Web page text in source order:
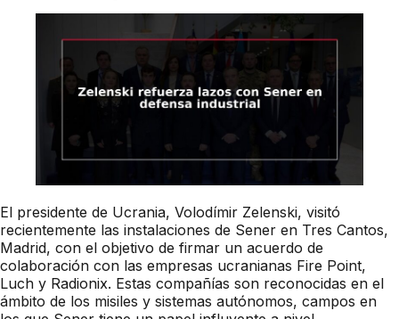
El presidente de Ucrania, Volodímir Zelenski, visitó
recientemente las instalaciones de Sener en Tres Cantos,
Madrid, con el objetivo de firmar un acuerdo de
colaboración con las empresas ucranianas Fire Point,
Luch y Radionix. Estas compañías son reconocidas en el
ámbito de los misiles y sistemas autónomos, campos en